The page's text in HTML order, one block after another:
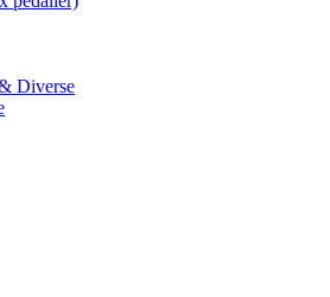
Diverse